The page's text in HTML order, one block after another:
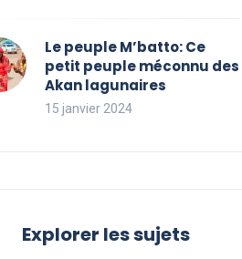
Le peuple M’batto: Ce
petit peuple méconnu des
Akan lagunaires
15 janvier 2024
Explorer les sujets